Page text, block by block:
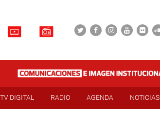
TV DIGITAL RADIO AGENDA NOTICIAS